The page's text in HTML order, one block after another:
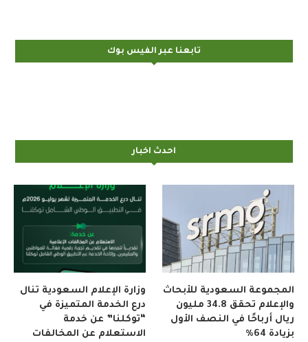
تابعنا عبر الفيس بوك
احدث اخبار
وزارة الإعلام السعودية تنال
درع الخدمة المتميزة في
“توكلنا” عن خدمة
الاستعلام عن المخالفات
المجموعة السعودية للأبحاث
والإعلام تحقق 34.8 مليون
ريال أرباحًا في النصف الأول
بزيادة 64%